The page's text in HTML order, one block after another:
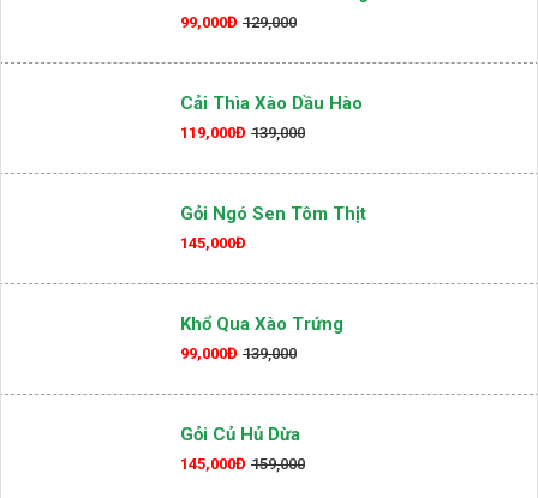
Salad Dầu Giấm Trứng
99,000Đ 129,000
Cải Thìa Xào Dầu Hào
119,000Đ 139,000
Gỏi Ngó Sen Tôm Thịt
145,000Đ
Khổ Qua Xào Trứng
99,000Đ 139,000